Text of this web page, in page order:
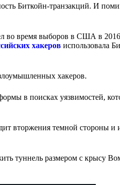
Биткойн-транзакций. И
во время выборов в США в
хакеров использовала
хакеров.
в поисках уязвимостей,
вторжения темной стороны и
туннель размером с крысу